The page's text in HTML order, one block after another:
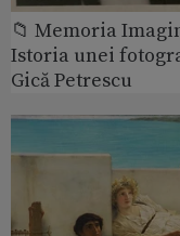
📁 Memoria
Istoria unei
Gică Petrescu